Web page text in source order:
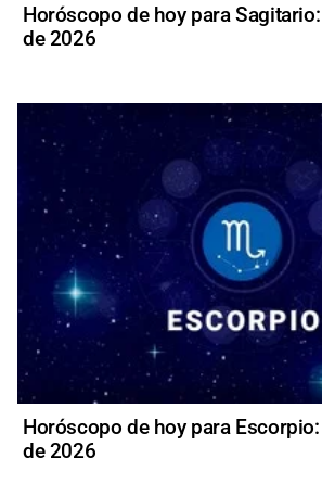
Horóscopo de hoy para
de 2026
Horóscopo de hoy para
de 2026